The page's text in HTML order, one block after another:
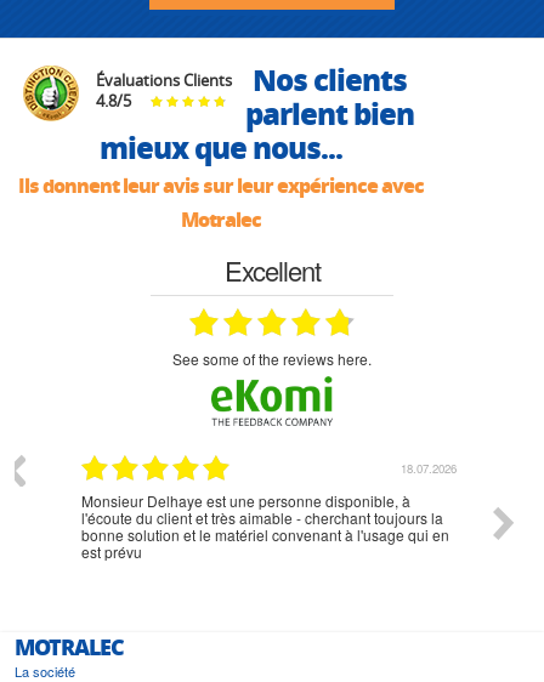
Évaluations Clients
4.8/5
Nos clients
parlent bien
mieux que nous...
Ils donnent leur avis sur leur expérience avec
Motralec
Excellent
see some of the reviews here.
18.07.2026
Monsieur Delhaye est une personne disponible, à
l'écoute du client et très aimable - cherchant toujours la
bonne solution et le matériel convenant à l'usage qui en
est prévu
MOTRALEC
La société